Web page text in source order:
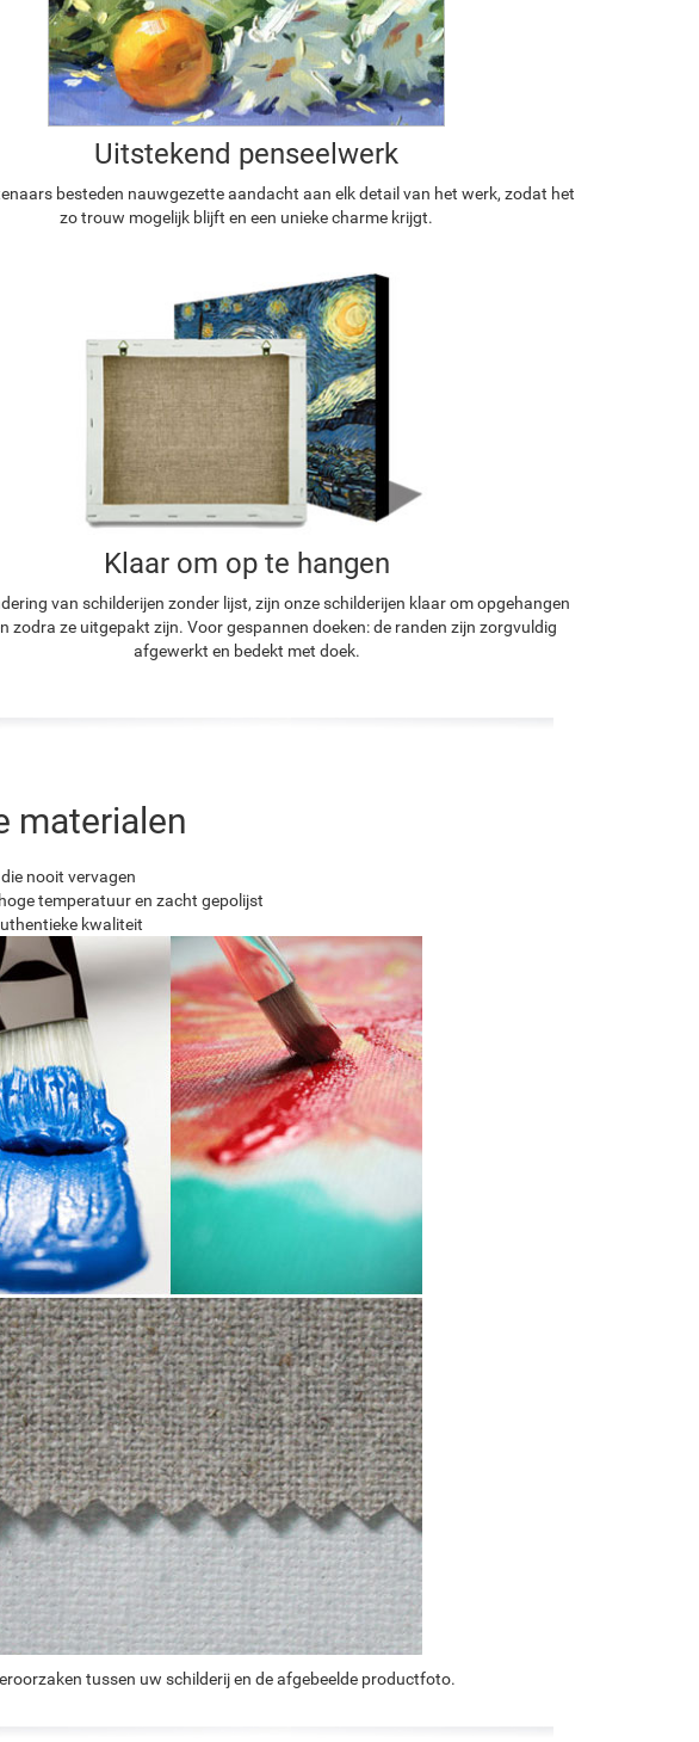
Uitstekend penseelwerk
besteden nauwgezette aandacht aan elk detail van het werk, zodat het
zo trouw mogelijk blijft en een unieke charme krijgt.
Klaar om op te hangen
van schilderijen zonder lijst, zijn onze schilderijen klaar om opgehangen
zodra ze uitgepakt zijn. Voor gespannen doeken: de randen zijn zorgvuldig
afgewerkt en bedekt met doek.
materialen
nooit vervagen
temperatuur en zacht gepolijst
kwaliteit
tussen uw schilderij en de afgebeelde productfoto.